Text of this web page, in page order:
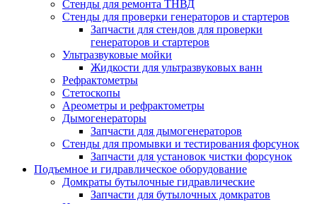
Стенды для ремонта ТНВД
Стенды для проверки генераторов и стартеров
Запчасти для стендов для проверки
генераторов и стартеров
Ультразвуковые мойки
Жидкости для ультразвуковых ванн
Рефрактометры
Стетоскопы
Ареометры и рефрактометры
Дымогенераторы
Запчасти для дымогенераторов
Стенды для промывки и тестирования форсунок
Запчасти для установок чистки форсунок
Подъемное и гидравлическое оборудование
Домкраты бутылочные гидравлические
Запчасти для бутылочных домкратов